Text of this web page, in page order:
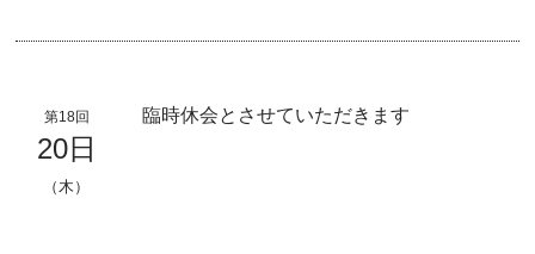
第18回
20日
（木）
臨時休会とさせていただきます